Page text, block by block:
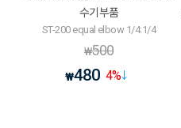
수기부품
ST-200 equal elbow 1/4:1/4
₩500
₩480 4%